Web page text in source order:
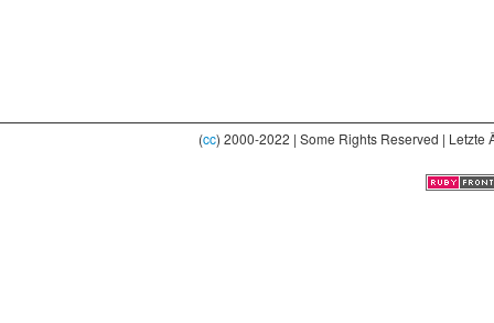
(cc) 2000-2022 | Some Rights Reserved |